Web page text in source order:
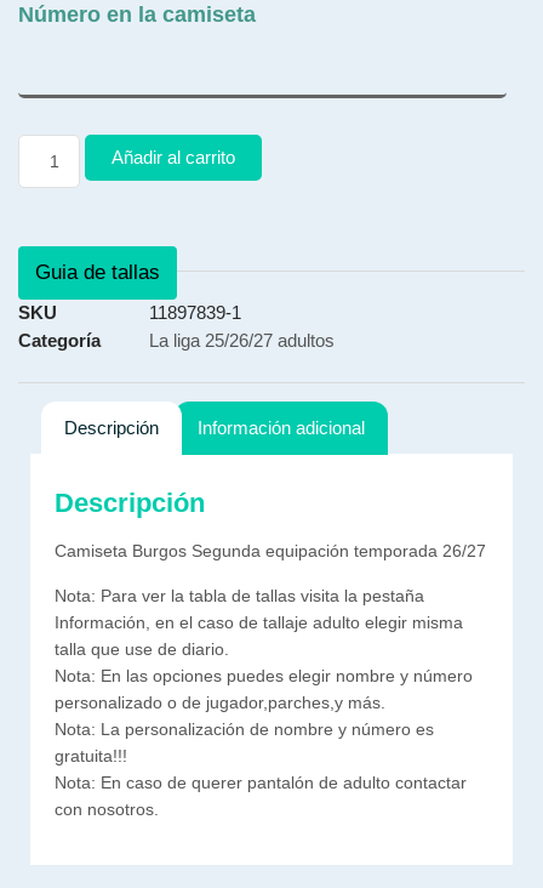
Número en la camiseta
Añadir al carrito
Guia de tallas
SKU
11897839-1
Categoría
La liga 25/26/27 adultos
Descripción Información adicional
Descripción
Camiseta Burgos Segunda equipación temporada 26/27
Nota: Para ver la tabla de tallas visita la pestaña
Información, en el caso de tallaje adulto elegir misma
talla que use de diario.
Nota: En las opciones puedes elegir nombre y número
personalizado o de jugador,parches,y más.
Nota: La personalización de nombre y número es
gratuita!!!
Nota: En caso de querer pantalón de adulto contactar
con nosotros.